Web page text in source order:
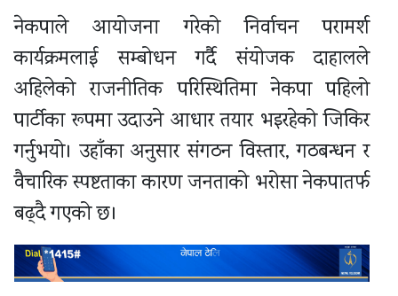
नेकपाले आयोजना गरेको निर्वाचन परामर्श
कार्यक्रमलाई सम्बोधन गर्दै संयोजक दाहालले
अहिलेको राजनीतिक परिस्थितिमा नेकपा पहिलो
पार्टीका रूपमा उदाउने आधार तयार भइरहेको जिकिर
गर्नुभयो। उहाँका अनुसार संगठन विस्तार, गठबन्धन र
वैचारिक स्पष्टताका कारण जनताको भरोसा नेकपातर्फ
बढ्दै गएको छ।